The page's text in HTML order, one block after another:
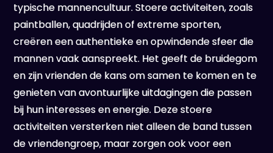
typische mannencultuur. Stoere activiteiten, zoals
paintballen, quadrijden of extreme sporten,
creëren een authentieke en opwindende sfeer die
mannen vaak aanspreekt. Het geeft de bruidegom
en zijn vrienden de kans om samen te komen en te
genieten van avontuurlijke uitdagingen die passen
bij hun interesses en energie. Deze stoere
activiteiten versterken niet alleen de band tussen
de vriendengroep, maar zorgen ook voor een